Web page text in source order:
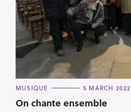
C
T
E
MUSIQUE 5 MARCH 2022
On chante ensemble